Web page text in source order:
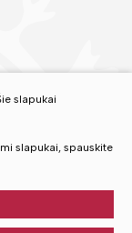
slapukai
slapukai, spauskite